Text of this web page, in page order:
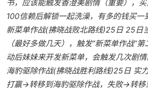
书，应该能触发香澄美剧情（重要），
100信赖后解锁一起洗澡，有多的钱买一
新菜单作战(拂晓战败北路线)25日 25日
（最好多做几天），触发“新菜单作战”
动后妹妹来开发新菜单，会触发几次剧情
海豹驱除作战(拂晓战胜利路线)25日 实
打赢→转移到海豹驱除作战，失败→转移